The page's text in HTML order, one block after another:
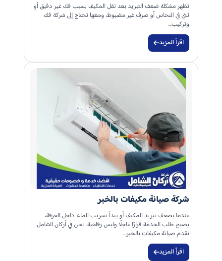
تظهر مشكلة ضعف التبريد بعد نقل المكيف بسبب فك غير دقيق أو
ثني في النحاس أو صرف غير مضبوط، ومعها تحتاج إلى شركة فك
وتركيب…
اقرأ المزيد
شركة صيانة مكيفات بالخبر
عندما يضعف تبريد المكيف أو يبدأ تسريب الماء داخل الغرفة،
يصبح طلب الخدمة قرارًا عاجلًا وليس رفاهية. نحن في أركان الشامل
نقدم صيانة مكيفات بالخبر…
اقرأ المزيد